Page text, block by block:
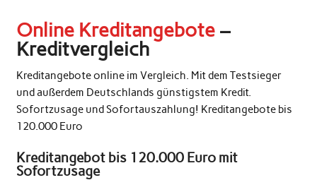
Online Kreditangebote–
Kreditvergleich
Kreditangebote online im Vergleich. Mit dem Testsieger
und außerdem Deutschlands günstigstem Kredit.
Sofortzusage und Sofortauszahlung! Kreditangebote bis
120.000 Euro
Kreditangebot bis 120.000 Euro mit
Sofortzusage